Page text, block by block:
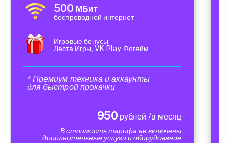
500 МБит
беспроводной интернет
Игровые бонусы
Леста Игры, VK Play, Фогейм
* Премиум техника и аккаунты
для быстрой прокачки
950 рублей /в месяц
В стоимость тарифа не включены
дополнительные услуги и оборудование